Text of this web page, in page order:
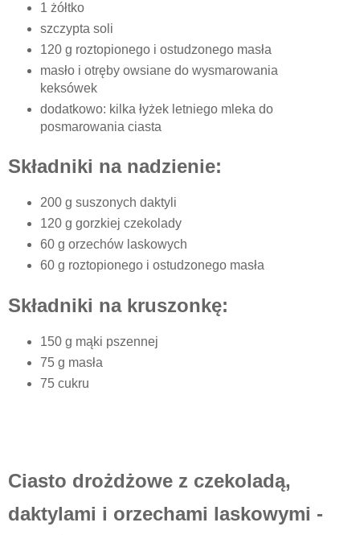
1 żółtko
szczypta soli
120 g roztopionego i ostudzonego masła
masło i otręby owsiane do wysmarowania
keksówek
dodatkowo: kilka łyżek letniego mleka do
posmarowania ciasta
Składniki na nadzienie:
200 g suszonych daktyli
120 g gorzkiej czekolady
60 g orzechów laskowych
60 g roztopionego i ostudzonego masła
Składniki na kruszonkę:
150 g mąki pszennej
75 g masła
75 cukru
Ciasto drożdżowe z czekoladą,
daktylami i orzechami laskowymi -